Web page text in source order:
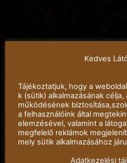
Kedves
Tájékoztatjuk, hogy a
k (sütik) alkalmazásának
működésének
a felhasználóink által
elemzésével, valamint a
megfelelő reklámok
mely sütik alkalmazásához
Adatkezelési